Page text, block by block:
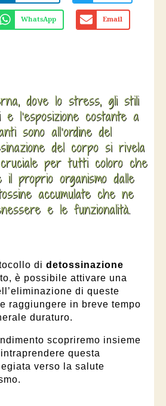
WhatsApp Email
dove lo stress, gli stili
l’esposizione costante a
sono all’ordine del
del corpo si rivela
per tutti coloro che
il proprio organismo dalle
accumulate che ne
e le funzionalità.
di detossinazione
è possibile attivare una
di queste
raggiungere in breve tempo
duraturo.
scopriremo insieme
questa
verso la salute